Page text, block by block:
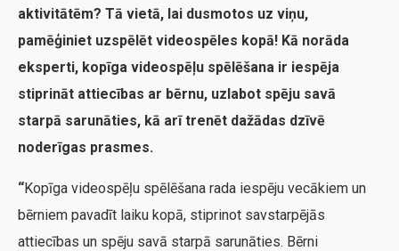
aktivitātēm? Tā vietā, lai dusmotos uz viņu,
pamēģiniet uzspēlēt videospēles kopā! Kā norāda
eksperti, kopīga videospēļu spēlēšana ir iespēja
stiprināt attiecības ar bērnu, uzlabot spēju savā
starpā sarunāties, kā arī trenēt dažādas dzīvē
noderīgas prasmes.
“Kopīga videospēļu spēlēšana rada iespēju vecākiem un
bērniem pavadīt laiku kopā, stiprinot savstarpējās
attiecības un spēju savā starpā sarunāties. Bērni